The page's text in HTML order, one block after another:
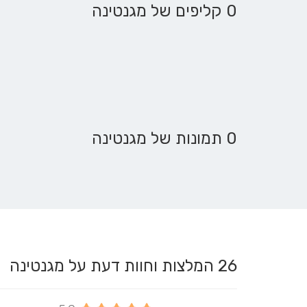
0 קליפים של מגנטינה
0 תמונות של מגנטינה
26 המלצות וחוות דעת על